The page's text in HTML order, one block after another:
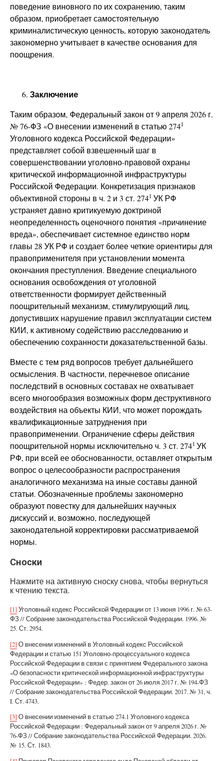
поведение виновного по их сохранению, таким
образом, приобретает самостоятельную
криминалистическую ценность, которую законодатель
закономерно учитывает в качестве основания для
поощрения.
Заключение
Таким образом, Федеральный закон от 9 апреля 2026 г.
№ 76-ФЗ «О внесении изменений в статью 2741
Уголовного кодекса Российской Федерации»
представляет собой взвешенный шаг в
совершенствовании уголовно-правовой охраны
критической информационной инфраструктуры
Российской Федерации. Конкретизация признаков
объективной стороны в ч. 2 и 3 ст. 2741 УК РФ
устраняет давно критикуемую доктриной
неопределенность оценочного понятия «причинение
вреда», обеспечивает системное единство норм
главы 28 УК РФ и создает более четкие ориентиры для
правоприменителя при установлении момента
окончания преступления. Введение специального
основания освобождения от уголовной
ответственности формирует действенный
поощрительный механизм, стимулирующий лиц,
допустивших нарушение правил эксплуатации систем
КИИ, к активному содействию расследованию и
обеспечению сохранности доказательственной базы.
Вместе с тем ряд вопросов требует дальнейшего
осмысления. В частности, перечневое описание
последствий в основных составах не охватывает
всего многообразия возможных форм деструктивного
воздействия на объекты КИИ, что может порождать
квалификационные затруднения при
правоприменении. Ограничение сферы действия
поощрительной нормы исключительно ч. 3 ст. 2741 УК
РФ, при всей ее обоснованности, оставляет открытым
вопрос о целесообразности распространения
аналогичного механизма на иные составы данной
статьи. Обозначенные проблемы закономерно
образуют повестку для дальнейших научных
дискуссий и, возможно, последующей
законодательной корректировки рассматриваемой
нормы.
Сноски
Нажмите на активную сноску снова, чтобы вернуться
к чтению текста.
[1]Уголовный кодекс Российской Федерации от 13 июня 1996 г. № 63-
ФЗ // Собрание законодательства Российской Федерации. 1996. №
25. Ст. 2954.
[2]О внесении изменений в Уголовный кодекс Российской
Федерации и статью 151 Уголовно-процессуального кодекса
Российской Федерации в связи с принятием Федерального закона
«О безопасности критической информационной инфраструктуры
Российской Федерации» : Федер. закон от 26 июля 2017 г. № 194-ФЗ
// Собрание законодательства Российской Федерации. 2017. № 31, ч.
I. Ст. 4743.
[3]О внесении изменений в статью 274.1 Уголовного кодекса
Российской Федерации : Федеральный закон от 9 апреля 2026 г. №
76-ФЗ // Собрание законодательства Российской Федерации. 2026.
№ 15. Ст. 1843.